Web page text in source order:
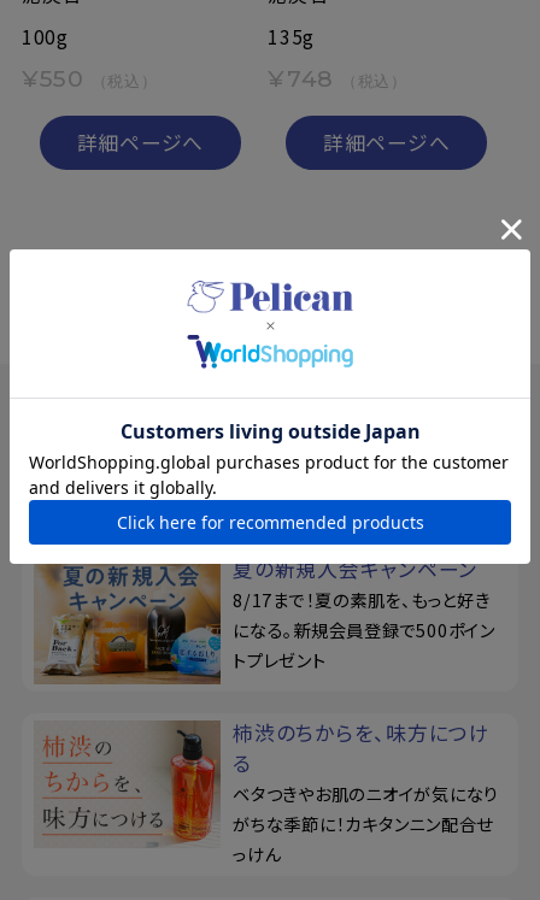
100g
¥550 （税込）
詳細ページへ
135g
¥748 （税込）
詳細ページへ
SPECIAL
特集
夏の新規入会キャンペーン
8/17まで！夏の素肌を、もっと好き
になる。新規会員登録で500ポイン
トプレゼント
柿渋のちからを、味方につけ
る
ベタつきやお肌のニオイが気になり
がちな季節に！カキタンニン配合せ
っけん